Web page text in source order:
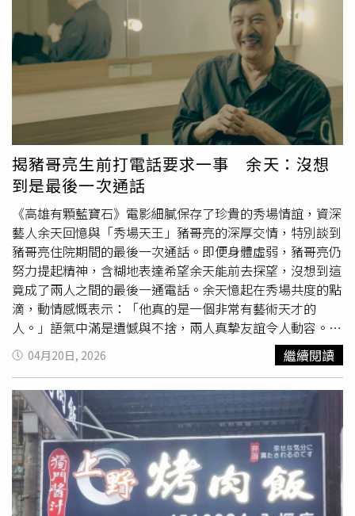
就會怕怕的。」強調自己不是壞人、只是皮膚比較黑，看起
來比較兇，但樂天的何先生，更希望自己被叫成披薩大叔比
較親民，下次看到本人，可千萬別被這眼神給嚇壞！家人
vs."披薩大叔"何孟家：「爸爸殺了幾個披薩？呃...一百個，
披薩爸爸，披薩爸爸。」
吳昌騰進一步追問男童病史，得知男童因氣喘發作，吃下醫
師開的類固醇。吳昌騰解釋，雖然類固醇不是壞藥，也救過
無數氣喘孩子，但在水痘潛伏期，類固醇會關掉免疫系統的
防火牆，讓病毒不再被限制，並開始蔓延，使得肝臟、胰
臟、肺臟都發炎，而水痘引起間質性肺炎、甚至是腦炎，也
讓孩子被送進了加護病房，所幸經過2週治療，男童便脫離
險境健康出院。吳昌騰指出，男童母親透露，孩子曾打過1
劑水痘疫苗，但疫苗的免疫力會隨時間下降，幾年後當病毒
再次來襲，身體可能只剩下一點點記憶，這就是所謂的「突
破性感染」，而醫學上已經很清楚，要接種2劑疫苗，才是
真正的保護。吳昌騰也提醒，水痘不只是紅疹，更是一個會
找破口的病毒，當免疫力下降、判斷延誤，或以為「沒關
係」時就會進來。如果發現「水痘合併腹痛」就是危險警
訊，並非腸胃炎，而是內臟感染；若是「類固醇＋水痘」，
是高風險組合，一定要讓醫師知道；水痘疫苗請打滿2劑，
才有完整保護力。
揭豬哥亮生前打電話要求一事 余天：沒想
到是最後一次通話
《高雄有顆藍寶石》電影細膩保存了珍貴的秀場情誼，資深
藝人余天回憶與「秀場天王」豬哥亮的深厚交情，特別談到
豬哥亮住院期間的最後一次通話。即便身體虛弱，豬哥亮仍
努力提起精神，含糊地表達希望余天能前去探望，沒想到這
竟成了兩人之間的最後一通電話。余天憶起在秀場共度的點
滴，動情感慨表示：「他真的是一個非常有藝術天才的
人。」語氣中滿是遺憾與不捨，兩人真摯友誼令人動容。
《高雄有顆藍寶石》在有限的史料與影像中，團隊歷時兩年
半，逐步拼湊出藍寶石大歌廳的發展軌跡，亦進一步探討
「藍寶石大歌廳」的沒落原因，金曲歌王阿吉仔先是語出驚
人：「我敢講，你敢報嗎？」隨後坦言，除了錄影帶普及分
散觀眾外，秀場藝人酬勞持續攀升，也讓經營成本壓力大
增，最終導致歌廳逐漸入不敷出、走向式微。曾經風靡全
台、帶動周邊商圈繁榮的歌廳文化，隨著人潮流失也難掩衰
退，在地店家感嘆：「差很多，現在能撐下去的，多半只剩
過去累積的老主顧。」導演楊力州紀錄「藍寶石大歌廳」的
04月20日, 2026 繼續閱讀